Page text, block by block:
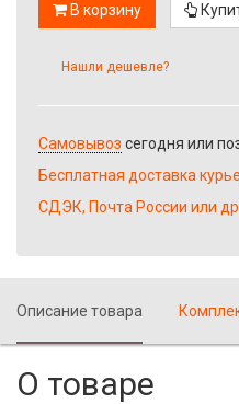
В корзину
Нашли дешевле?
Самовывоз сегодня или
Бесплатная доставка
СДЭК, Почта России или
Описание товара
О товаре